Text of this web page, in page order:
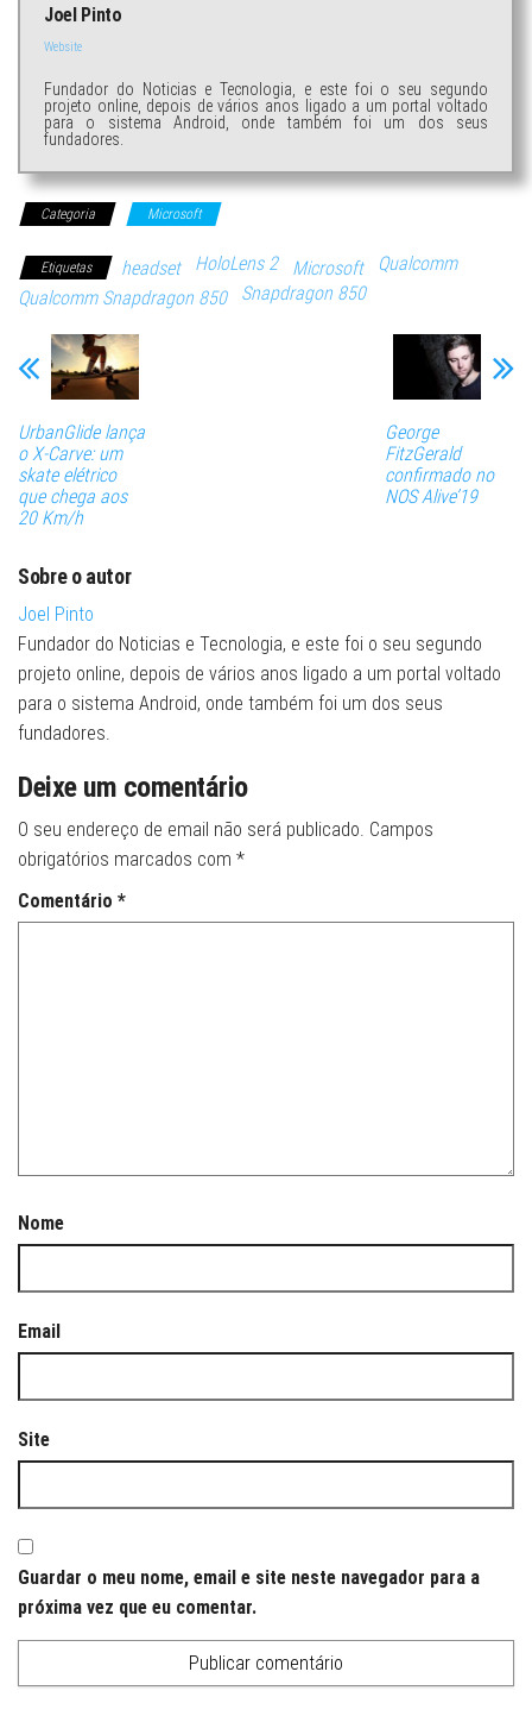
Joel Pinto
Website
Fundador do Noticias e Tecnologia, e este foi o seu segundo
projeto online, depois de vários anos ligado a um portal voltado
para o sistema Android, onde também foi um dos seus
fundadores.
Categoria Microsoft
Etiquetas headset HoloLens 2 Microsoft
Qualcomm
Qualcomm Snapdragon 850
Snapdragon 850
UrbanGlide lança
o X-Carve: um
skate elétrico
que chega aos
20 Km/h
George
FitzGerald
confirmado no
NOS Alive’19
Sobre o autor
Joel Pinto
Fundador do Noticias e Tecnologia, e este foi o seu segundo
projeto online, depois de vários anos ligado a um portal voltado
para o sistema Android, onde também foi um dos seus
fundadores.
Deixe um comentário
O seu endereço de email não será publicado. Campos
obrigatórios marcados com *
Comentário *
Nome
Email
Site
Guardar o meu nome, email e site neste navegador para a
próxima vez que eu comentar.